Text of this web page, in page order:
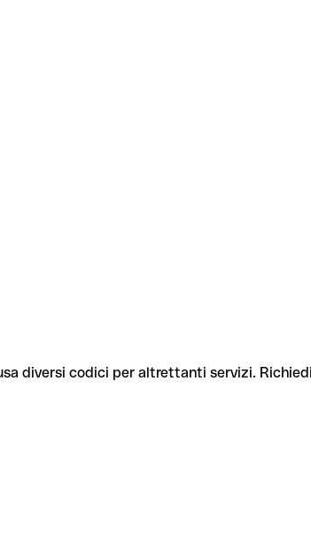
diversi codici per altrettanti servizi.